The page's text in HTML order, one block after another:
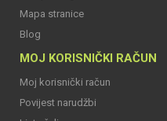
Mapa stranice
Blog
MOJ KORISNIČKI RAČUN
Moj korisnički račun
Povijest narudžbi